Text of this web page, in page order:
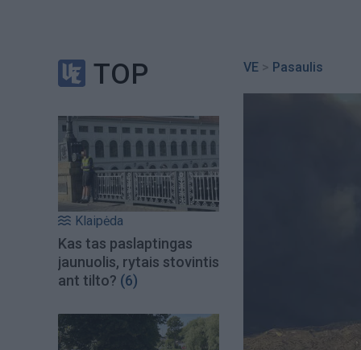
TOP
Klaipėda
Kas tas paslaptingas
jaunuolis, rytais stovintis
ant tilto? (6)
VE > Pasaulis